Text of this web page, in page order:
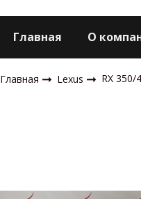
Главная О
Главная Lexus RX 350/